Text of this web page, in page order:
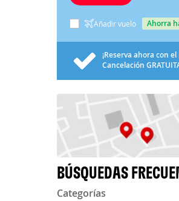
Añadir vuelo ahorra
¡Reserva ahora con
Cancelación
BÚSQUEDAS
Categorías